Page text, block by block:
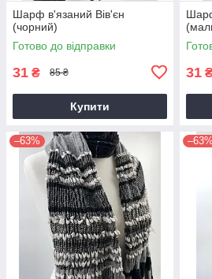
Шарф в'язаний Вів'єн
(чорний)
Готово до відправки
31 ₴ 85 ₴
Купити
31
–63% –63%